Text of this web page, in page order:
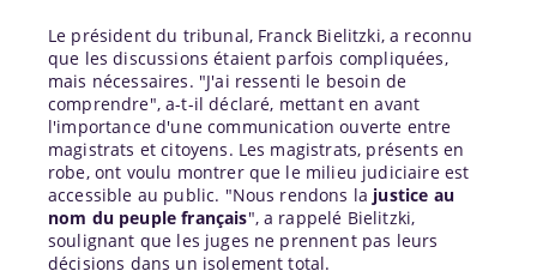
Le président du tribunal, Franck Bielitzki, a reconnu
que les discussions étaient parfois compliquées,
mais nécessaires. "J'ai ressenti le besoin de
comprendre", a-t-il déclaré, mettant en avant
l'importance d'une communication ouverte entre
magistrats et citoyens. Les magistrats, présents en
robe, ont voulu montrer que le milieu judiciaire est
accessible au public. "Nous rendons la justice au
nom du peuple français", a rappelé Bielitzki,
soulignant que les juges ne prennent pas leurs
décisions dans un isolement total.